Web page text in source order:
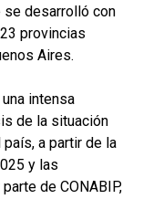
se desarrolló con
provincias
Aires.
intensa
de la situación
a partir de la
y las
de CONABIP,